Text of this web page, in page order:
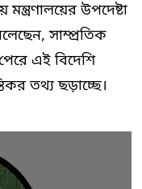
উপদেষ্টা
সাম্প্রতিক
এই বিদেশি
তথ্য ছড়াচ্ছে।